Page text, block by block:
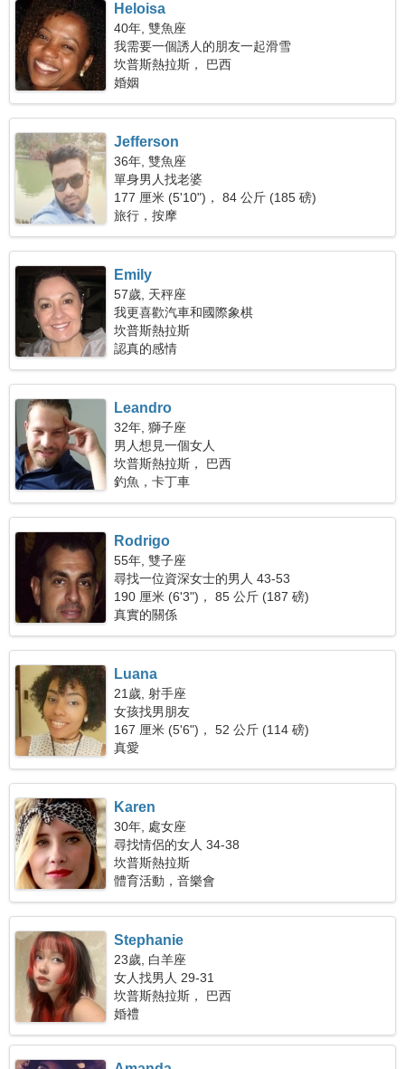
Heloisa
40年, 雙魚座
我需要一個誘人的朋友一起滑雪
坎普斯熱拉斯， 巴西
婚姻
Jefferson
36年, 雙魚座
單身男人找老婆
177 厘米 (5'10")， 84 公斤 (185 磅)
旅行，按摩
Emily
57歲, 天秤座
我更喜歡汽車和國際象棋
坎普斯熱拉斯
認真的感情
Leandro
32年, 獅子座
男人想見一個女人
坎普斯熱拉斯， 巴西
釣魚，卡丁車
Rodrigo
55年, 雙子座
尋找一位資深女士的男人 43-53
190 厘米 (6'3")， 85 公斤 (187 磅)
真實的關係
Luana
21歲, 射手座
女孩找男朋友
167 厘米 (5'6")， 52 公斤 (114 磅)
真愛
Karen
30年, 處女座
尋找情侶的女人 34-38
坎普斯熱拉斯
體育活動，音樂會
Stephanie
23歲, 白羊座
女人找男人 29-31
坎普斯熱拉斯， 巴西
婚禮